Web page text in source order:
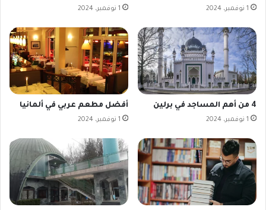
1 نوفمبر، 2024 1 نوفمبر، 2024
4 من أهم المساجد في برلين
1 نوفمبر، 2024
أفضل مطعم عربي في ألمانيا
1 نوفمبر، 2024